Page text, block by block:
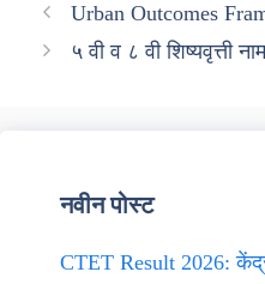
Urban Outcomes
५ वी व ८ वी शिष्यवृत्ती
नवीन पोस्ट
CTET Result 2026: